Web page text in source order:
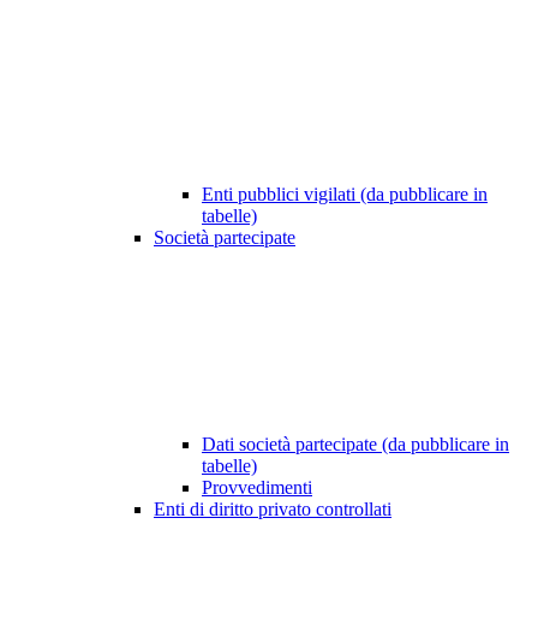
Enti pubblici vigilati (da pubblicare in
tabelle)
Società partecipate
Dati società partecipate (da pubblicare in
tabelle)
Provvedimenti
Enti di diritto privato controllati